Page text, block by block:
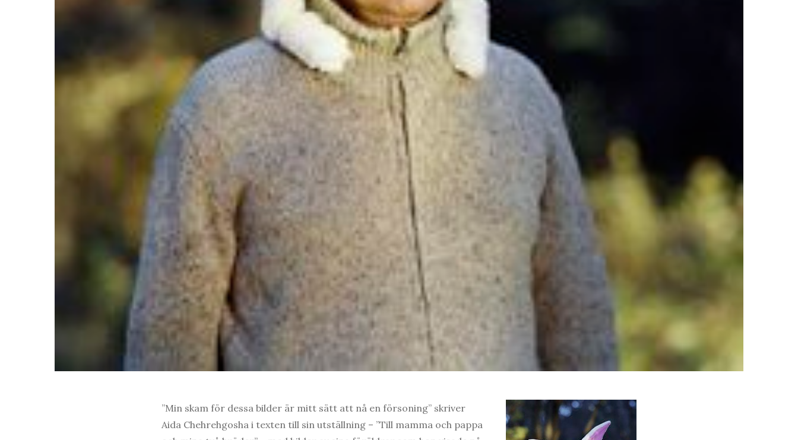
”Min skam för dessa bilder är mitt sätt att nå en försoning” skriver
Aida Chehrehgosha i texten till sin utställning – ”Till mamma och pappa